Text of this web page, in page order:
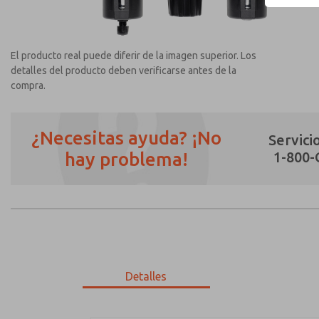
El producto real puede diferir de la imagen superior. Los
detalles del producto deben verificarse antes de la
compra.
¿Necesitas ayuda? ¡No
hay problema!
1-800-
Detalles
¿Método de Contacto Preferido?
Envíenme actualizaciones periódicas
*Sí, he leído la política de privacidad y
únicamente con fines estrictamente